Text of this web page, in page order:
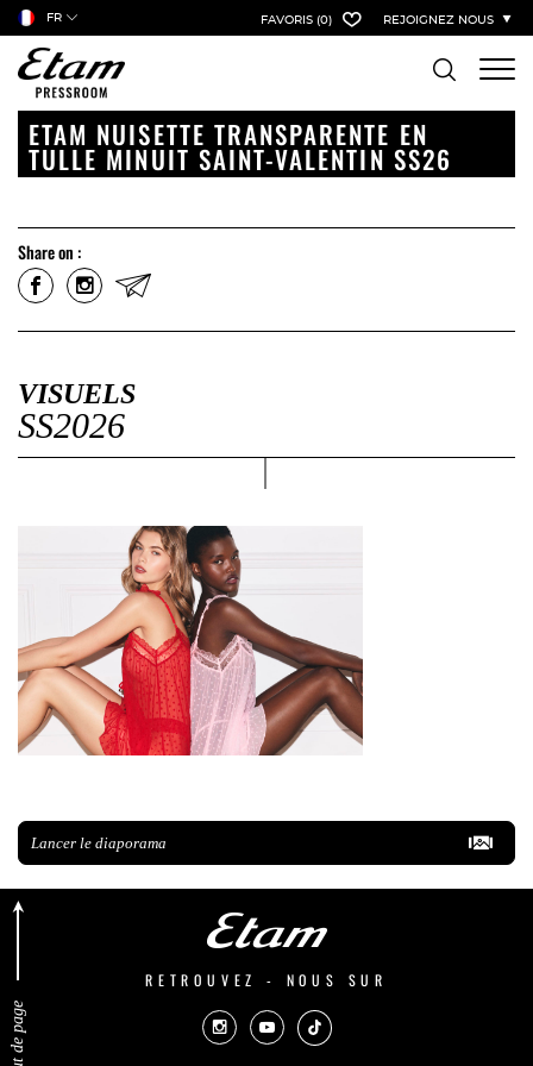
FR FAVORIS (0) REJOIGNEZ NOUS
ETAM NUISETTE TRANSPARENTE EN
TULLE MINUIT SAINT-VALENTIN SS26
Share on :
VISUELS
SS2026
Lancer le diaporama
RETROUVEZ - NOUS SUR